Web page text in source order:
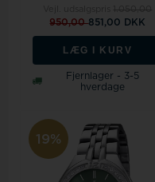
950,00851,00 DKK
LÆG I KURV
Fjernlager - 3-5
hverdage
19%